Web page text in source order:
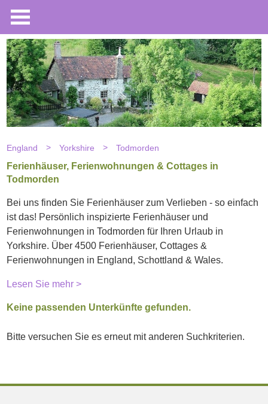
England Yorkshire Todmorden
Ferienhäuser, Ferienwohnungen & Cottages in
Todmorden
Bei uns finden Sie Ferienhäuser zum Verlieben - so einfach
ist das! Persönlich inspizierte Ferienhäuser und
Ferienwohnungen in Todmorden für Ihren Urlaub in
Yorkshire. Über 4500 Ferienhäuser, Cottages &
Ferienwohnungen in England, Schottland & Wales.
Lesen Sie mehr >
Keine passenden Unterkünfte gefunden.
Bitte versuchen Sie es erneut mit anderen Suchkriterien.